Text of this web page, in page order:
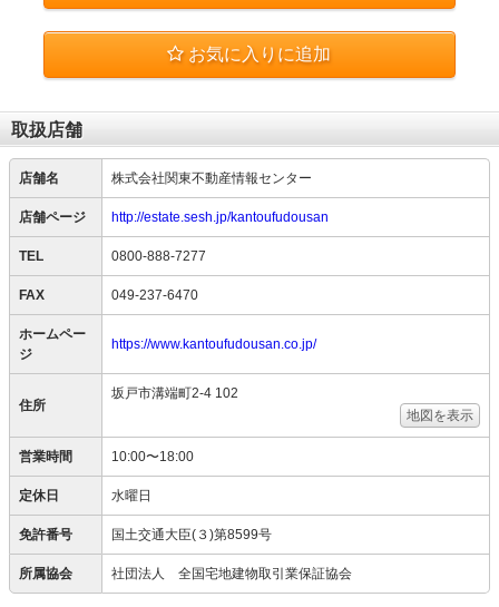
お気に入りに追加
取扱店舗
店舗名 株式会社関東不動産情報センター
店舗ページ http://estate.sesh.jp/kantoufudousan
TEL 0800-888-7277
FAX 049-237-6470
ホームペー
ジ
https://www.kantoufudousan.co.jp/
住所
坂戸市溝端町2-4 102
地図を表示
営業時間 10:00〜18:00
定休日 水曜日
免許番号 国土交通大臣(３)第8599号
所属協会 社団法人 全国宅地建物取引業保証協会